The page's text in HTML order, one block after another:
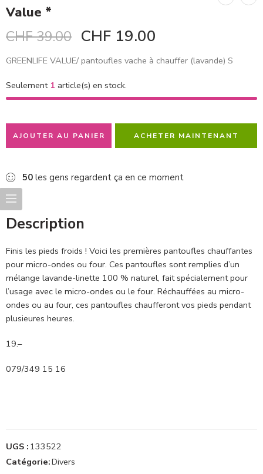
Value *
CHF39.00 CHF 19.00
GREENLIFE VALUE/ pantoufles vache à chauffer (lavande) S
Seulement 1 article(s) en stock.
AJOUTER AU PANIER ACHETER MAINTENANT
50 les gens regardent ça en ce moment
Description
Finis les pieds froids ! Voici les premières pantoufles chauffantes
pour micro-ondes ou four. Ces pantoufles sont remplies d’un
mélange lavande-linette 100 % naturel, fait spécialement pour
l’usage avec le micro-ondes ou le four. Réchauffées au micro-
ondes ou au four, ces pantoufles chaufferont vos pieds pendant
plusieures heures.
19.–
079/349 15 16
UGS : 133522
Catégorie:Divers